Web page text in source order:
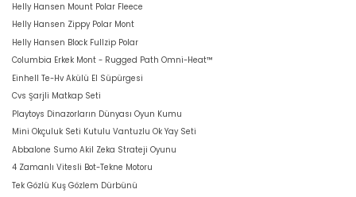
Helly Hansen Mount Polar Fleece
Helly Hansen Zippy Polar Mont
Helly Hansen Block Fullzip Polar
Columbia Erkek Mont - Rugged Path Omni-Heat™
Einhell Te-Hv Akülü El Süpürgesi
Cvs Şarjli Matkap Seti
Playtoys Dinazorların Dünyası Oyun Kumu
Mini Okçuluk Seti Kutulu Vantuzlu Ok Yay Seti
Abbalone Sumo Akil Zeka Strateji Oyunu
4 Zamanlı Vitesli Bot-Tekne Motoru
Tek Gözlü Kuş Gözlem Dürbünü